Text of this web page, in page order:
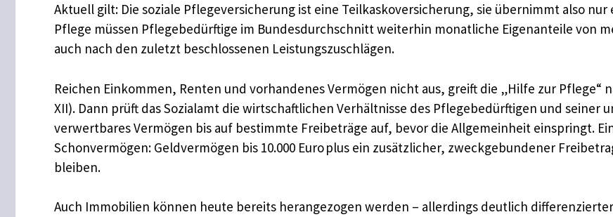
Aktuell gilt: Die soziale Pflegeversicherung ist eine Teilkaskoversicherung, sie übernimmt also
Pflege müssen Pflegebedürftige im Bundesdurchschnitt weiterhin monatliche Eigenanteile von
auch nach den zuletzt beschlossenen Leistungszuschlägen.
Reichen Einkommen, Renten und vorhandenes Vermögen nicht aus, greift die „Hilfe zur Pflege“
XII). Dann prüft das Sozialamt die wirtschaftlichen Verhältnisse des Pflegebedürftigen und
verwertbares Vermögen bis auf bestimmte Freibeträge auf, bevor die Allgemeinheit einspringt.
Schonvermögen: Geldvermögen bis 10.000 Euro plus ein zusätzlicher, zweckgebundener
bleiben.
Auch Immobilien können heute bereits herangezogen werden – allerdings deutlich